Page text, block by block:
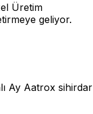
Üretim
geliyor.
Ay Aatrox sihirdar